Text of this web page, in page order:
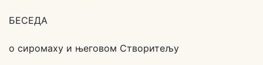
БЕСЕДА
о сиромаху и његовом Створитељу